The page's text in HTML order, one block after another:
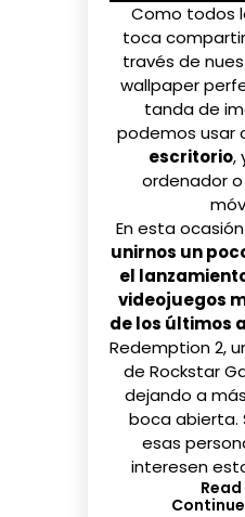
Como todos
toca
través de
wallpaper
tanda de
podemos usar
escritorio,
ordenador
En esta
unirnos un
el
videojuegos
de los últimos
Redemption 2,
de Rockstar
dejando a
boca abierta.
esas
interesen